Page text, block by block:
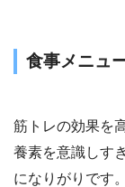
食事メニュ
筋トレの効果を
養素を意識しす
になりがりです。